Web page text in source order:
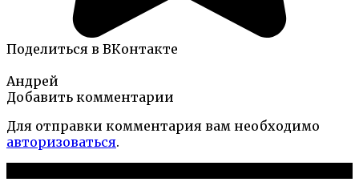
Поделиться в ВКонтакте
Андрей
Добавить комментарии
Для отправки комментария вам необходимо
авторизоваться.